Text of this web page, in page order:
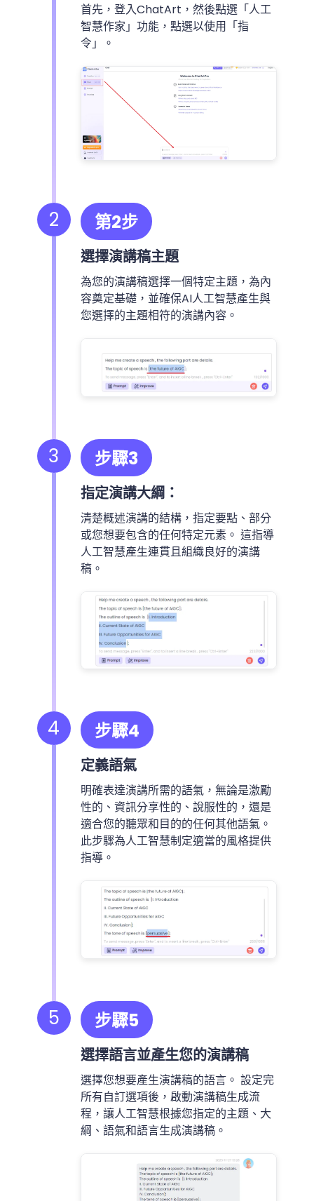
首先，登入ChatArt，然後點選「人工
智慧作家」功能，點選以使用「指
令」。
第2步
選擇演講稿主題
為您的演講稿選擇一個特定主題，為內
容奠定基礎，並確保AI人工智慧產生與
您選擇的主題相符的演講內容。
2
3 步驟3
指定演講大綱：
清楚概述演講的結構，指定要點、部分
或您想要包含的任何特定元素。 這指導
人工智慧產生連貫且組織良好的演講
稿。
步驟4
定義語氣
明確表達演講所需的語氣，無論是激勵
性的、資訊分享性的、說服性的，還是
適合您的聽眾和目的的任何其他語氣。
此步驟為人工智慧制定適當的風格提供
指導。
4
5 步驟5
選擇語言並產生您的演講稿
選擇您想要產生演講稿的語言。 設定完
所有自訂選項後，啟動演講稿生成流
程，讓人工智慧根據您指定的主題、大
綱、語氣和語言生成演講稿。